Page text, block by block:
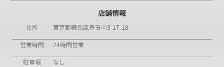
店舗情報
住所 東京都練馬区豊玉中3-17-18
営業時間 24時間営業
駐車場 なし